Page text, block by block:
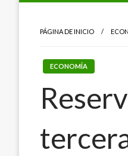
PÁGINA DE INICIO
ECONOMÍA